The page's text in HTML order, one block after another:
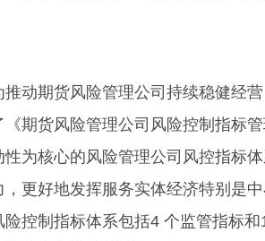
推动期货风险管理公司持续稳健经
《期货风险管理公司风险控制指标
性为核心的风险管理公司风控指标
，更好地发挥服务实体经济特别是
险控制指标体系包括4 个监管指标